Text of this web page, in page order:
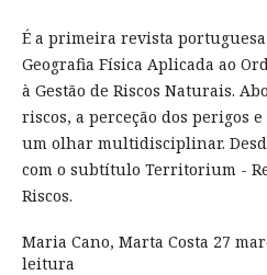
É a primeira revista
Geografia Física Aplicada ao
à Gestão de Riscos Naturais.
riscos, a perceção dos perigos
um olhar multidisciplinar.
com o subtítulo Territorium -
Riscos.
Maria Cano, Marta Costa 27
leitura